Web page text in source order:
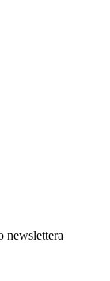
newslettera